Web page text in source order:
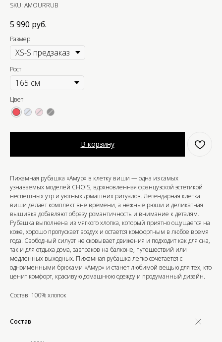
SKU: AMOURRUB
5 990 руб.
Размер
Рост
Цвет
В корзину
Пижамная рубашка «Амур» в клетку виши — одна из самых
узнаваемых моделей CHOIS, вдохновленная французской эстетикой
неспешных утр и уютных домашних ритуалов. Легендарная клетка
виши делает комплект вне времени, а нежные рюши и деликатная
вышивка добавляют образу романтичность и внимание к деталям.
Рубашка выполнена из мягкого хлопка, который приятно ощущается на
коже, хорошо пропускает воздух и остается комфортным в любое время
года. Свободный силуэт не сковывает движения и подходит как для сна,
так и для отдыха дома, завтраков на балконе, путешествий или
медленных выходных. Пижамная рубашка легко сочетается с
одноименными брюками «Амур» и станет любимой вещью для тех, кто
ценит комфорт, красивую домашнюю одежду и продуманный дизайн.
Состав: 100% хлопок
Состав